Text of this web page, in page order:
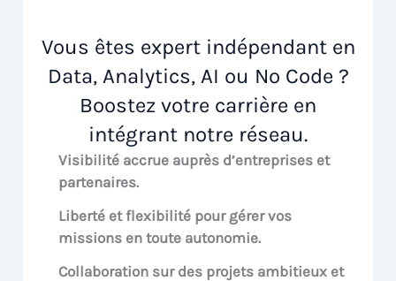
Vous êtes expert indépendant en
Data, Analytics, AI ou No Code ?
Boostez votre carrière en
intégrant notre réseau.
Visibilité accrue auprès d’entreprises et
partenaires.
Liberté et flexibilité pour gérer vos
missions en toute autonomie.
Collaboration sur des projets ambitieux et